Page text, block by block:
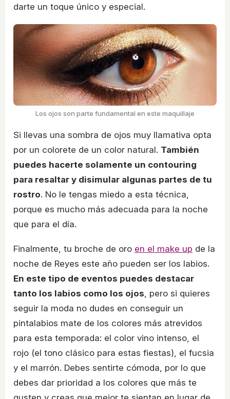
darte un toque único y especial.
Los ojos son parte fundamental en este maquillaje
Si llevas una sombra de ojos muy llamativa opta
por un colorete de un color natural. También
puedes hacerte solamente un contouring
para resaltar y disimular algunas partes de tu
rostro. No le tengas miedo a esta técnica,
porque es mucho más adecuada para la noche
que para el día.
Finalmente, tu broche de oro en el make up de la
noche de Reyes este año pueden ser los labios.
En este tipo de eventos puedes destacar
tanto los labios como los ojos , pero si quieres
seguir la moda no dudes en conseguir un
pintalabios mate de los colores más atrevidos
para esta temporada: el color vino intenso, el
rojo (el tono clásico para estas fiestas), el fucsia
y el marrón. Debes sentirte cómoda, por lo que
debes dar prioridad a los colores que más te